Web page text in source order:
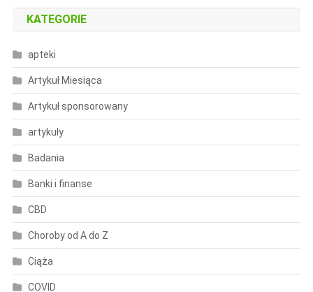
KATEGORIE
apteki
Artykuł Miesiąca
Artykuł sponsorowany
artykuły
Badania
Banki i finanse
CBD
Choroby od A do Z
Ciąża
COVID